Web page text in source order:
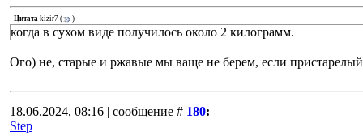
Цитата kizir7 ( )
когда в сухом виде получилось около 2 килограмм.
Ого) не, старые и ржавые мы ваще не берем, если
18.06.2024, 08:16 | сообщение # 180:
Step